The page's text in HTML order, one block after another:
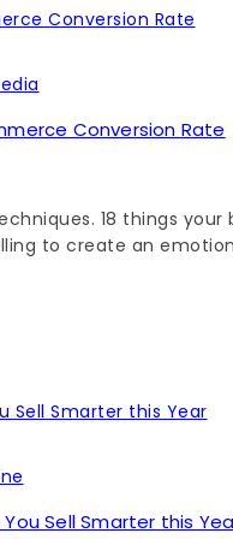
Conversion Rate
18 things
to create an
Sell Smarter this